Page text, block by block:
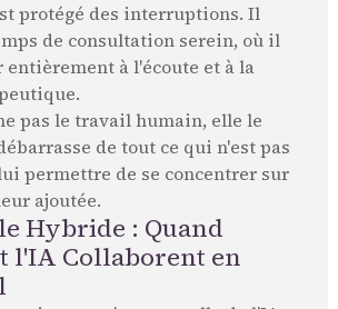
protégé des interruptions. Il
de consultation serein, où il
entièrement à l'écoute et à la
pas le travail humain, elle le
de tout ce qui n'est pas
permettre de se concentrer sur
ajoutée.
Hybride : Quand
l'IA Collaborent en